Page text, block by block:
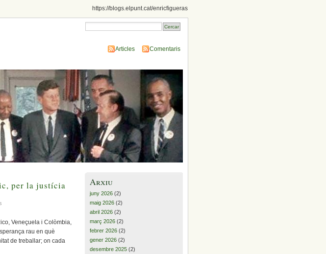
https://blogs.elpunt.cat/enricfigueras
Articles Comentaris
per la justícia
President
visita
Costa
Veneçuela i Colòmbia,
rau en què
de treballar; on cada
Arxiu
juny 2026 (2)
maig 2026 (2)
abril 2026 (2)
març 2026 (2)
febrer 2026 (2)
gener 2026 (2)
desembre 2025 (2)